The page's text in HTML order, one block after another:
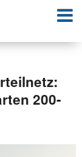
200-